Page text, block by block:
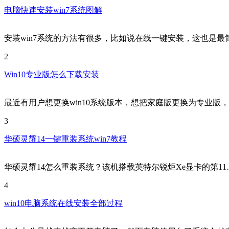
电脑快速安装win7系统图解
安装win7系统的方法有很多，比如说在线一键安装，这也是
2
Win10专业版怎么下载安装
最近有用户想更换win10系统版本，想把家庭版更换为专业版
3
华硕灵耀14一键重装系统win7教程
华硕灵耀14怎么重装系统？该机搭载英特尔锐炬Xe显卡的第
4
win10电脑系统在线安装全部过程